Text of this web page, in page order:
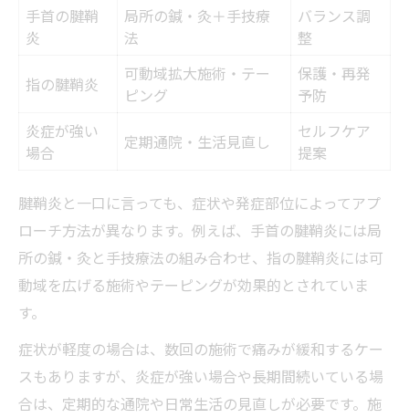
手首の腱鞘
炎
局所の鍼・灸＋手技療
法
バランス調
整
指の腱鞘炎
可動域拡大施術・テー
ピング
保護・再発
予防
炎症が強い
場合
定期通院・生活見直し
セルフケア
提案
腱鞘炎と一口に言っても、症状や発症部位によってアプ
ローチ方法が異なります。例えば、手首の腱鞘炎には局
所の鍼・灸と手技療法の組み合わせ、指の腱鞘炎には可
動域を広げる施術やテーピングが効果的とされていま
す。
症状が軽度の場合は、数回の施術で痛みが緩和するケー
スもありますが、炎症が強い場合や長期間続いている場
合は、定期的な通院や日常生活の見直しが必要です。施